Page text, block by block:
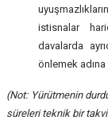
istisnalar
davalarda
önlemek adına
(Not: Yürütmenin
süreleri teknik bir